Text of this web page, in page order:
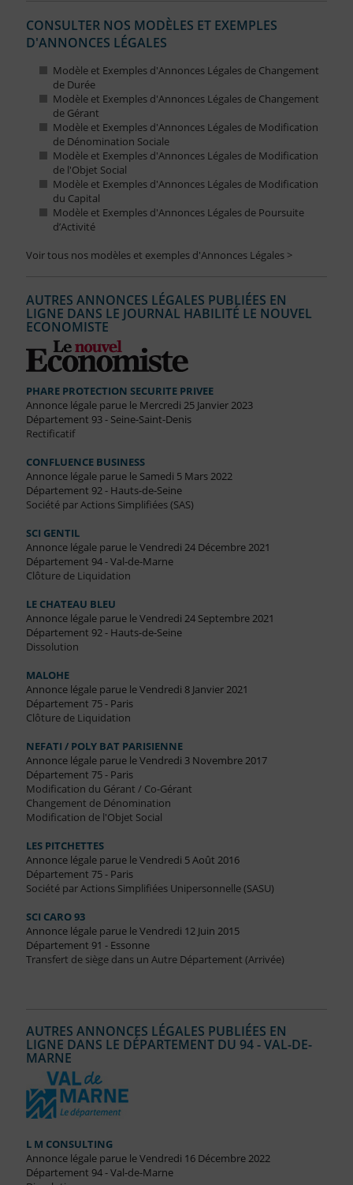
CONSULTER NOS MODÈLES ET EXEMPLES
D'ANNONCES LÉGALES
Modèle et Exemples d'Annonces Légales de Changement
de Durée
Modèle et Exemples d'Annonces Légales de Changement
de Gérant
Modèle et Exemples d'Annonces Légales de Modification
de Dénomination Sociale
Modèle et Exemples d'Annonces Légales de Modification
de l'Objet Social
Modèle et Exemples d'Annonces Légales de Modification
du Capital
Modèle et Exemples d'Annonces Légales de Poursuite
d’Activité
Voir tous nos modèles et exemples d'Annonces Légales >
AUTRES ANNONCES LÉGALES PUBLIÉES EN
LIGNE DANS LE JOURNAL HABILITÉ LE NOUVEL
ECONOMISTE
PHARE PROTECTION SECURITE PRIVEE
Annonce légale parue le Mercredi 25 Janvier 2023
Département 93 - Seine-Saint-Denis
Rectificatif
CONFLUENCE BUSINESS
Annonce légale parue le Samedi 5 Mars 2022
Département 92 - Hauts-de-Seine
Société par Actions Simplifiées (SAS)
SCI GENTIL
Annonce légale parue le Vendredi 24 Décembre 2021
Département 94 - Val-de-Marne
Clôture de Liquidation
LE CHATEAU BLEU
Annonce légale parue le Vendredi 24 Septembre 2021
Département 92 - Hauts-de-Seine
Dissolution
MALOHE
Annonce légale parue le Vendredi 8 Janvier 2021
Département 75 - Paris
Clôture de Liquidation
NEFATI / POLY BAT PARISIENNE
Annonce légale parue le Vendredi 3 Novembre 2017
Département 75 - Paris
Modification du Gérant / Co-Gérant
Changement de Dénomination
Modification de l'Objet Social
LES PITCHETTES
Annonce légale parue le Vendredi 5 Août 2016
Département 75 - Paris
Société par Actions Simplifiées Unipersonnelle (SASU)
SCI CARO 93
Annonce légale parue le Vendredi 12 Juin 2015
Département 91 - Essonne
Transfert de siège dans un Autre Département (Arrivée)
AUTRES ANNONCES LÉGALES PUBLIÉES EN
LIGNE DANS LE DÉPARTEMENT DU 94 - VAL-DE-
MARNE
L M CONSULTING
Annonce légale parue le Vendredi 16 Décembre 2022
Département 94 - Val-de-Marne